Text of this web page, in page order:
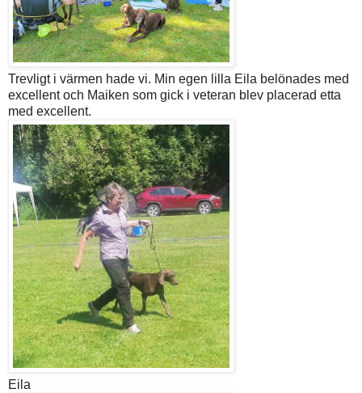
Trevligt i värmen hade vi. Min egen lilla Eila belönades med
excellent och Maiken som gick i veteran blev placerad etta
med excellent.
Eila